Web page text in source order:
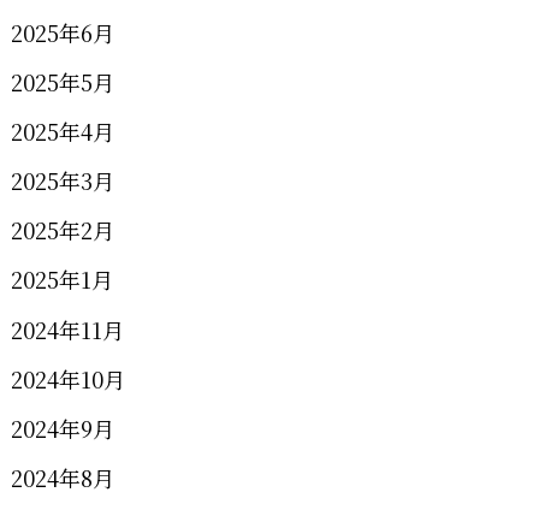
2025年6月
2025年5月
2025年4月
2025年3月
2025年2月
2025年1月
2024年11月
2024年10月
2024年9月
2024年8月